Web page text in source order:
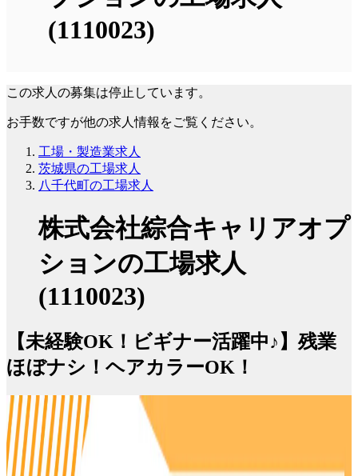
(1110023)
この求人の募集は停止しています。
お手数ですが他の求人情報をご覧ください。
工場・製造業求人
茨城県の工場求人
八千代町の工場求人
株式会社綜合キャリアオプ
ションの工場求人
(1110023)
【未経験OK！ビギナー活躍中♪】残業
ほぼナシ！ヘアカラーOK！